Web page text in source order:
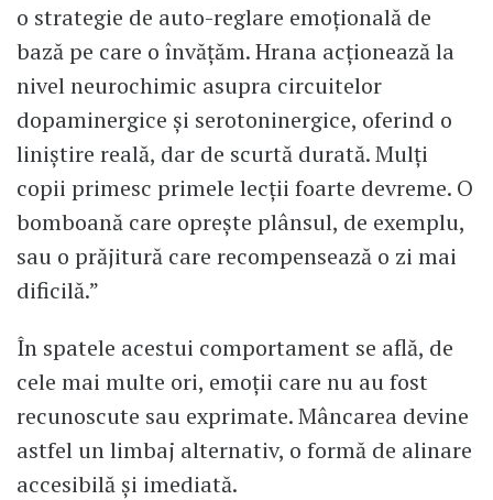
o strategie de auto-reglare emoțională de
bază pe care o învățăm. Hrana acționează la
nivel neurochimic asupra circuitelor
dopaminergice și serotoninergice, oferind o
liniștire reală, dar de scurtă durată. Mulți
copii primesc primele lecții foarte devreme. O
bomboană care oprește plânsul, de exemplu,
sau o prăjitură care recompensează o zi mai
dificilă.”
În spatele acestui comportament se află, de
cele mai multe ori, emoții care nu au fost
recunoscute sau exprimate. Mâncarea devine
astfel un limbaj alternativ, o formă de alinare
accesibilă și imediată.